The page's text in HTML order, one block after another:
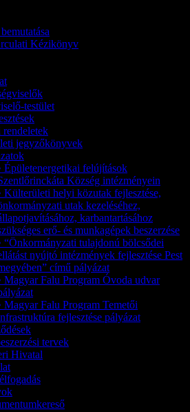
Kézikönyv
testület
rendeletek
jegyzőkönyvek
Épületenergetikai felújítások
Község intézményein
Külterületi helyi közutak fejlesztése,
utak kezeléséhez,
karbantartásához
erő- és munkagépek beszerzése
“Önkormányzati tulajdonú bölcsődei
nyújtó intézmények fejlesztése Pest
című pályázat
Magyar Falu Program Óvoda udvar
Magyar Falu Program Temetői
fejlesztése pályázat
tervek
Hivatal